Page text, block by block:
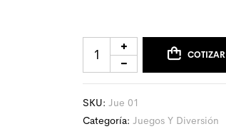
COTIZAR
SKU:Jue 01
Categoría:Juegos Y Diversión